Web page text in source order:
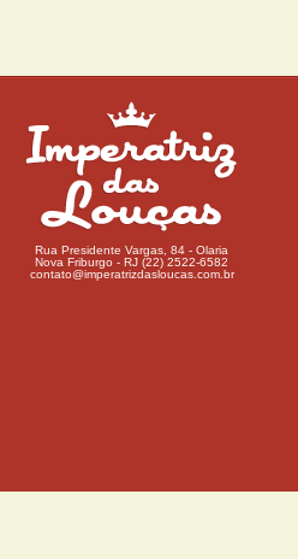
Rua Presidente Vargas, 84 - Olaria
Nova Friburgo - RJ (22) 2522-6582
contato@imperatrizdasloucas.com.br